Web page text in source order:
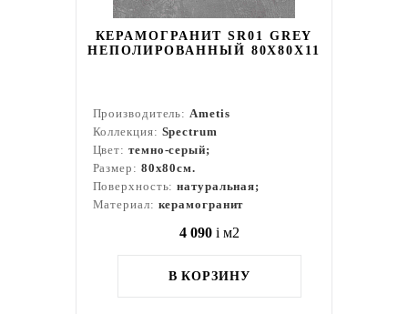
КЕРАМОГРАНИТ SR01 GREY
НЕПОЛИРОВАННЫЙ 80X80Х11
Производитель:Ametis
Коллекция: Spectrum
Цвет: темно-серый;
Размер: 80x80см.
Поверхность:натуральная;
Материал: керамогранит
4 090 i м2
В КОРЗИНУ